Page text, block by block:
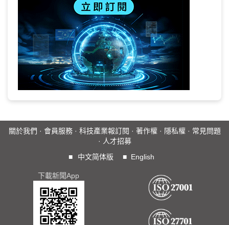
關於我們 · 會員服務· 科技產業報訂閱 · 著作權· 隱私權· 常見問題
· 人才招募
■
中文简体版 ■ English
下載新聞App